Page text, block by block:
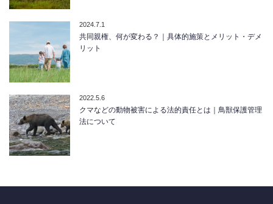
2024.7.1
共同親権、何が変わる？｜具体的施策とメリット・デメ
リット
2022.5.6
クマなどの動物被害による法的責任とは｜鳥獣保護管理
法について